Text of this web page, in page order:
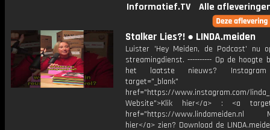
Informatief.TV
Alle
Stalker Lies?! ● LINDA.meiden
Luister 'Hey Meiden, de Podcast' nu
streamingdienst. ---------- Op de hoogte
het laatste nieuws?
target="_blank"
href="https://www.instagram.com/
Website">Klik hier</a> : <a
href="https://www.lindameiden.nl
hier</a> zien? Download de